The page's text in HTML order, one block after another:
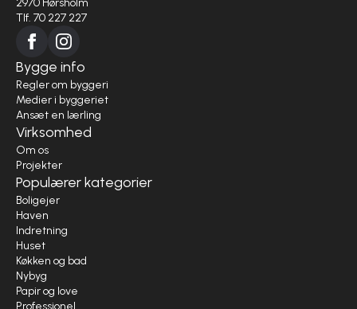
2970 Hørsholm
Tlf. 70 227 227
Bygge info
Regler om byggeri
Medier i byggeriet
Ansæt en lærling
Virksomhed
Om os
Projekter
Populærer kategorier
Boligejer
Haven
Indretning
Huset
Køkken og bad
Nybyg
Papir og love